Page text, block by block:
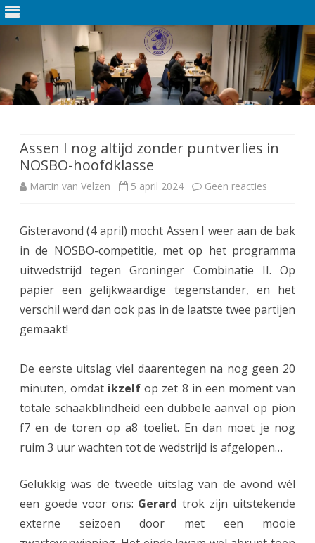
de
inhoud
Assen I nog altijd zonder puntverlies in
NOSBO-hoofdklasse
Martin van Velzen 5 april 2024 Geen reacties
A
s
e
n
o
g
l
t
i
Gisteravond (4 april) mocht Assen I weer aan de bak
in de NOSBO-competitie, met op het programma
uitwedstrijd tegen Groninger Combinatie II. Op
papier een gelijkwaardige tegenstander, en het
verschil werd dan ook pas in de laatste twee partijen
gemaakt!
De eerste uitslag viel daarentegen na nog geen 20
minuten, omdat ikzelf op zet 8 in een moment van
totale schaakblindheid een dubbele aanval op pion
f7 en de toren op a8 toeliet. En dan moet je nog
ruim 3 uur wachten tot de wedstrijd is afgelopen…
Gelukkig was de tweede uitslag van de avond wél
een goede voor ons: Gerard trok zijn uitstekende
externe seizoen door met een mooie